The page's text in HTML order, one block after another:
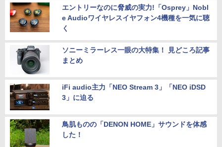
エントリーなのに脅威の実力!「Osprey」Nobl
e Audioワイヤレスイヤフォン4機種を一気に聴
く
ソニーミラーレス一眼の大特集！ 見どころ記事
まとめ
iFi audio主力「NEO Stream 3」「NEO iDSD
3」に迫る
鳥肌ものの「DENON HOME」サウンドを体感
した！